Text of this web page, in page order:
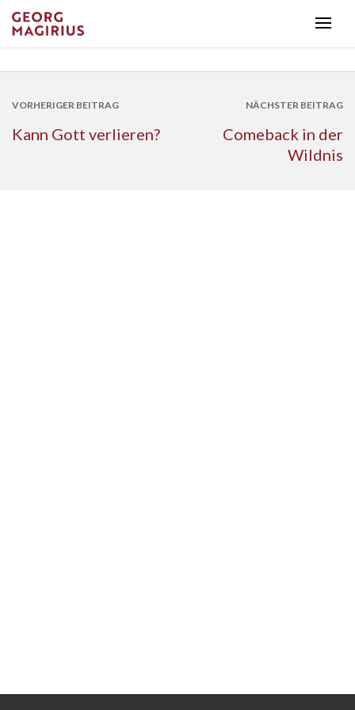
VORHERIGER BEITRAG
Kann Gott verlieren?
NÄCHSTER BEITRAG
Comeback in der
Wildnis